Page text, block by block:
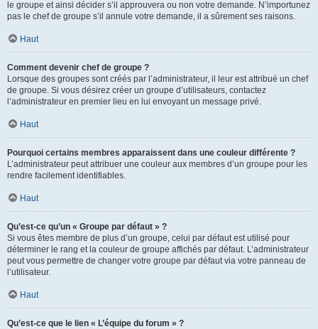
le groupe et ainsi décider s’il approuvera ou non votre demande. N’importunez
pas le chef de groupe s’il annule votre demande, il a sûrement ses raisons.
Haut
Comment devenir chef de groupe ?
Lorsque des groupes sont créés par l’administrateur, il leur est attribué un chef
de groupe. Si vous désirez créer un groupe d’utilisateurs, contactez
l’administrateur en premier lieu en lui envoyant un message privé.
Haut
Pourquoi certains membres apparaissent dans une couleur différente ?
L’administrateur peut attribuer une couleur aux membres d’un groupe pour les
rendre facilement identifiables.
Haut
Qu’est-ce qu’un « Groupe par défaut » ?
Si vous êtes membre de plus d’un groupe, celui par défaut est utilisé pour
déterminer le rang et la couleur de groupe affichés par défaut. L’administrateur
peut vous permettre de changer votre groupe par défaut via votre panneau de
l’utilisateur.
Haut
Qu’est-ce que le lien « L’équipe du forum » ?